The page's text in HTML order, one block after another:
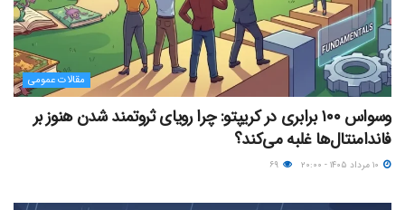
مقالات عمومی
وسواس ۱۰۰ برابری در کریپتو: چرا رویای ثروتمند شدن هنوز بر
فاندامنتال‌ها غلبه می‌کند؟